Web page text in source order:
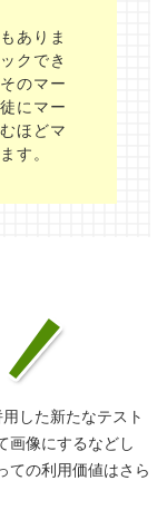
ありま
クでき
のマー
にマー
ほどマ
す。
した新たなテスト
画像にするなどし
ての利用価値はさら